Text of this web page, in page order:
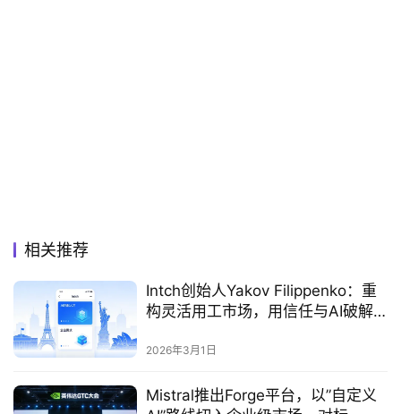
相关推荐
Intch创始人Yakov Filippenko：重
构灵活用工市场，用信任与AI破解
2026年3月1日
Mistral推出Forge平台，以”自定义